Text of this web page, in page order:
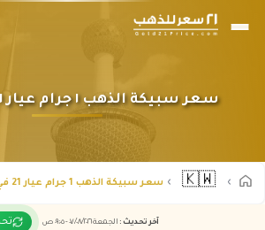
سعر سبيكة الذهب ١ جرام عيار ٢١ في الكويت
🇰🇼 سعر سبيكة الذهب 1 جرام عيار 21 في الكويت
آخر تحديث : الجمعة ٠٧ /٠٨/٢٠٢٦ - ٠٩:٠٥ ص